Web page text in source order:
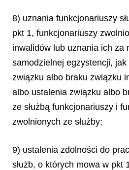
8) uznania funkcjonariuszy
pkt 1, funkcjonariuszy
inwalidów lub uznania ich za
samodzielnej egzystencji,
związku albo braku związku
albo ustalenia związku albo
ze służbą funkcjonariuszy i
zwolnionych ze służby;
9) ustalenia zdolności do
służb, o których mowa w pkt